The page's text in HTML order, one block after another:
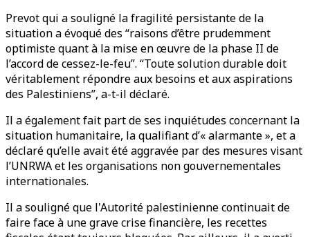
Prevot qui a souligné la fragilité persistante de la
situation a évoqué des “raisons d’être prudemment
optimiste quant à la mise en œuvre de la phase II de
l’accord de cessez-le-feu”. “Toute solution durable doit
véritablement répondre aux besoins et aux aspirations
des Palestiniens”, a-t-il déclaré.
Il a également fait part de ses inquiétudes concernant la
situation humanitaire, la qualifiant d’« alarmante », et a
déclaré qu’elle avait été aggravée par des mesures visant
l’UNRWA et les organisations non gouvernementales
internationales.
Il a souligné que l'Autorité palestinienne continuait de
faire face à une grave crise financière, les recettes